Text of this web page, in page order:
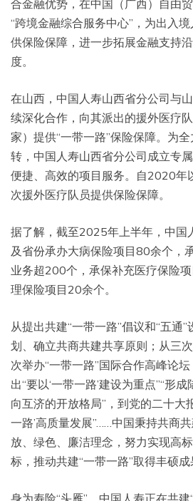
合金融优势，在中国（广西）自由
“跨境金融综合服务中心”，为出入
供保险保障，进一步拓展金融支持
度。
在山西，中国人寿山西省分公司与
续深化合作，向其派出的援外医疗
家）提供“一带一路”保险保障。为
转，中国人寿山西省分公司成立专
便捷、高效的项目服务。自2020年
次援外医疗队员提供保险保障。
据了解，截至2025年上半年，中国
及省份承办大病保险项目80余个，
业务超200个，承保补充医疗保险
理保险项目20余个。
从提出共建“一带一路”倡议和“五通
划、确立共商共建共享原则；从三
次举办“一带一路”国际合作高峰论
出“要以‘一带一路’建设为重点”“形
向互济的开放格局”，到党的二十大
一路’高质量发展”……中国秉持共商
放、绿色、廉洁理念，努力实现高
标，推动共建“一带一路”取得丰硕成
身为寿险“头雁”，中国人寿正在共